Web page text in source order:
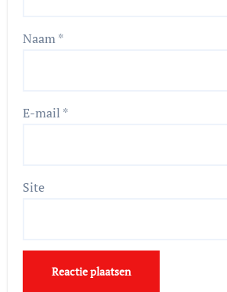
Naam*
E-mail *
Site